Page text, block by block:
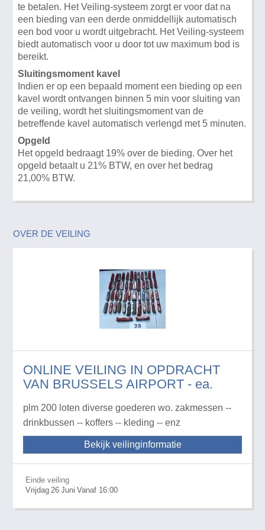
te betalen. Het Veiling-systeem zorgt er voor dat na
een bieding van een derde onmiddellijk automatisch
een bod voor u wordt uitgebracht. Het Veiling-systeem
biedt automatisch voor u door tot uw maximum bod is
bereikt.
Sluitingsmoment kavel
Indien er op een bepaald moment een bieding op een
kavel wordt ontvangen binnen 5 min voor sluiting van
de veiling, wordt het sluitingsmoment van de
betreffende kavel automatisch verlengd met 5 minuten.
Opgeld
Het opgeld bedraagt 19% over de bieding. Over het
opgeld betaalt u 21% BTW, en over het bedrag
21,00% BTW.
OVER DE VEILING
ONLINE VEILING IN OPDRACHT
VAN BRUSSELS AIRPORT - ea.
plm 200 loten diverse goederen wo. zakmessen --
drinkbussen -- koffers -- kleding -- enz
Bekijk veilinginformatie
Einde veiling
Vrijdag 26 Juni Vanaf 16:00